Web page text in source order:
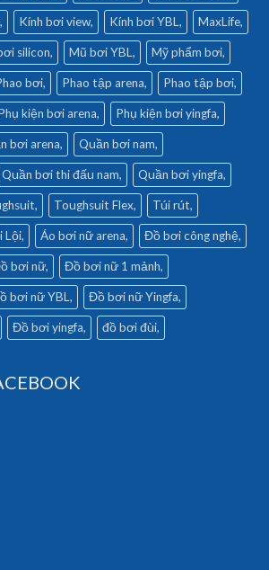
Kính bơi view Kính bơi YBL MaxLife
silicon Mũ bơi YBL Mỹ phẩm bơi
bơi Phao tập arena Phao tập bơi
kiện bơi arena Phụ kiện bơi yingfa
bơi arena Quần bơi nam
Quần bơi thi đấu nam Quần bơi yingfa
Toughsuit Flex Túi rút
Lội Áo bơi nữ arena Đồ bơi công nghệ
bơi nữ Đồ bơi nữ 1 mảnh
bơi nữ YBL Đồ bơi nữ Yingfa
Đồ bơi yingfa đồ bơi đùi